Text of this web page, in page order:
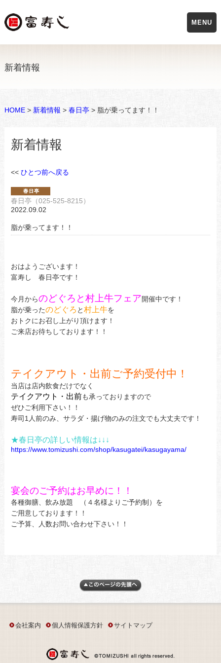
新着情報
HOME> 新着情報 > 春日亭> 脂が乗ってます！！
新着情報
<< ひとつ前へ戻る
春日亭（025-525-8215）
2022.09.02
脂が乗ってます！！
おはようございます！
富寿し 春日亭です！
今月からのどぐろと村上牛フェア開催中です！
脂が乗ったのどぐろ と村上牛を
おトクにお召し上がり頂けます！
ご来店お待ちしております！！
テイクアウト・出前ご予約受付中！
当店は店内飲食だけでなく
テイクアウト・出前も承っておりますので
ぜひご利用下さい！！
寿司1人前のみ、サラダ・揚げ物のみの注文でも大丈夫です！
★春日亭の詳しい情報は↓↓↓
https://www.tomizushi.com/shop/kasugatei/kasugayama/
宴会のご予約はお早めに！！
各種御膳、飲み放題 （４名様よりご予約制）を
ご用意しております！！
ご予算、人数お問い合わせ下さい！！
会社案内 個人情報保護方針 サイトマップ
MENU